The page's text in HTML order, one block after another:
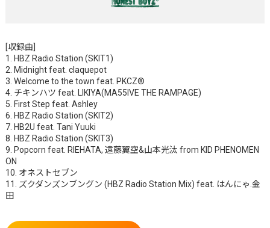
[収録曲]
1. HBZ Radio Station (SKIT1)
2. Midnight feat. claquepot
3. Welcome to the town feat. PKCZ®︎
4. チキンハツ feat. LIKIYA(MA55IVE THE RAMPAGE)
5. First Step feat. Ashley
6. HBZ Radio Station (SKIT2)
7. HB2U feat. Tani Yuuki
8. HBZ Radio Station (SKIT3)
9. Popcorn feat. RIEHATA, 遠藤翼空&山本光汰 from KID PHENOMEN
ON
10. オネストセブン
11. ズクダンズンブングン (HBZ Radio Station Mix) feat. はんにゃ.金
田